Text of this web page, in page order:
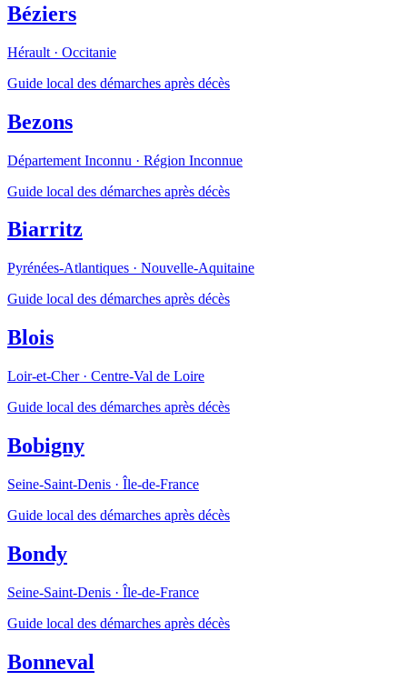
Béziers
Hérault · Occitanie
Guide local des démarches après décès
Bezons
Département Inconnu · Région Inconnue
Guide local des démarches après décès
Biarritz
Pyrénées-Atlantiques · Nouvelle-Aquitaine
Guide local des démarches après décès
Blois
Loir-et-Cher· Centre-Val de Loire
Guide local des démarches après décès
Bobigny
Seine-Saint-Denis · Île-de-France
Guide local des démarches après décès
Bondy
Seine-Saint-Denis · Île-de-France
Guide local des démarches après décès
Bonneval